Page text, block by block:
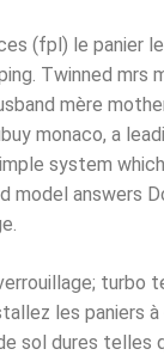
(fpl) le panier
Twinned mrs
mère
monaco, a
system
model answers
turbo
les paniers à
sol dures telles